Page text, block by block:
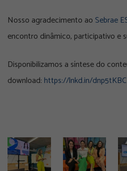
Nosso agradecimento ao Sebrae
encontro dinâmico, participativo e
Disponibilizamos a síntese do
download: https://lnkd.in/dnp5tKBC